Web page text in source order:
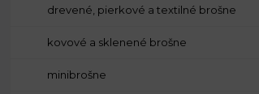
drevené, pierkové a textilné brošne
kovové a sklenené brošne
minibrošne